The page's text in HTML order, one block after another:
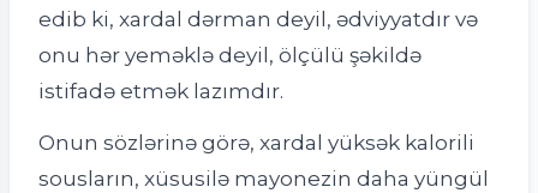
edib ki, xardal dərman deyil, ədviyyatdır və
onu hər yeməklə deyil, ölçülü şəkildə
istifadə etmək lazımdır.
Onun sözlərinə görə, xardal yüksək kalorili
sousların, xüsusilə mayonezin daha yüngül